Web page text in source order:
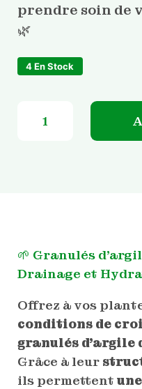
prendre soin de
🌿
4 En Stock
quantité de Granulés
🌱 Granulés
Drainage et
Offrez à vos
conditions de
granulés d’argile
Grâce à leur
ils permettent